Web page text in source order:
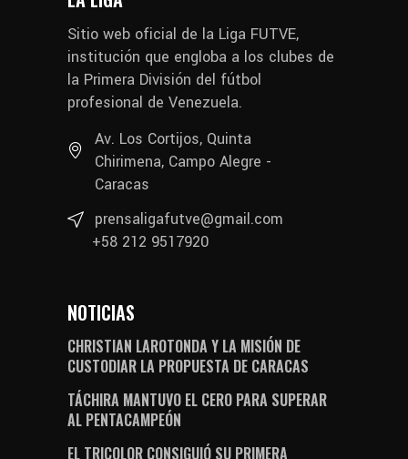
Sitio web oficial de la Liga FUTVE,
institución que engloba a los clubes de
la Primera División del fútbol
profesional de Venezuela.
Av. Los Cortijos, Quinta
Chirimena, Campo Alegre -
Caracas
prensaligafutve@gmail.com
+58 212 9517920
NOTICIAS
CHRISTIAN LAROTONDA Y LA MISIÓN DE
CUSTODIAR LA PROPUESTA DE CARACAS
TÁCHIRA MANTUVO EL CERO PARA SUPERAR
AL PENTACAMPEÓN
EL TRICOLOR CONSIGUIÓ SU PRIMERA